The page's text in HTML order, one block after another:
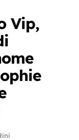
Vip,